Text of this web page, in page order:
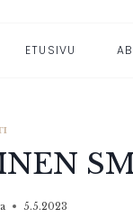
ETUSIVU
5.5.2023